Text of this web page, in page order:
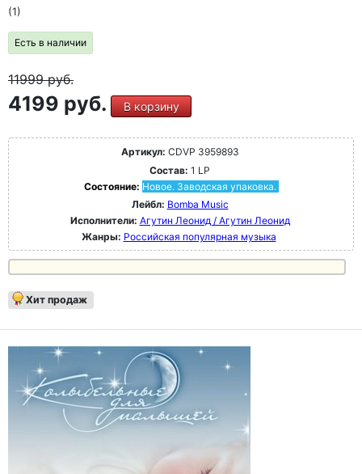
(1)
Есть в наличии
11999руб.
4199 руб. В корзину
Артикул: CDVP 3959893
Состав: 1 LP
Состояние: Новое. Заводская упаковка.
Лейбл: Bomba Music
Исполнители: Агутин Леонид / Агутин Леонид
Жанры: Российская популярная музыка
Хит продаж